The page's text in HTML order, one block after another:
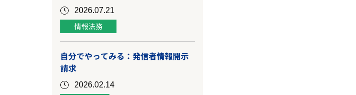
2026.07.21
情報法務
自分でやってみる：発信者情報開示
請求
2026.02.14